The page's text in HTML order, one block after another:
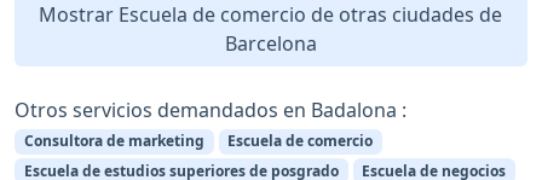
Mostrar Escuela de comercio de otras ciudades de
Barcelona
Otros servicios demandados en Badalona :
Consultora de marketing
Escuela de comercio
Escuela de estudios superiores de posgrado
Escuela de negocios